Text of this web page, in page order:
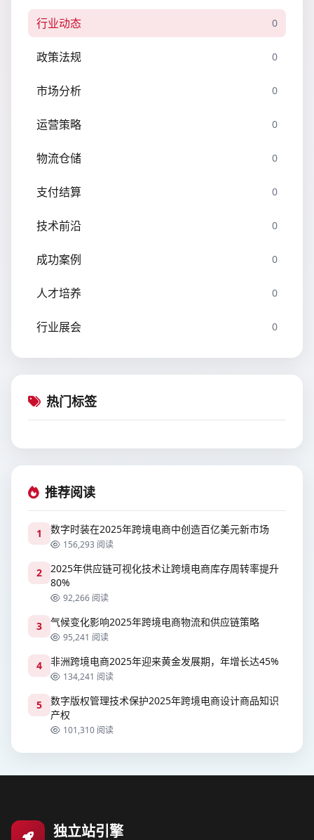
行业动态 0
政策法规 0
市场分析 0
运营策略 0
物流仓储 0
支付结算 0
技术前沿 0
成功案例 0
人才培养 0
行业展会 0
热门标签
推荐阅读
1 数字时装在2025年跨境电商中创造百亿美元新市场
156,293 阅读
2
2025年供应链可视化技术让跨境电商库存周转率提升
80%
92,266 阅读
3 气候变化影响2025年跨境电商物流和供应链策略
95,241 阅读
4 非洲跨境电商2025年迎来黄金发展期，年增长达45%
134,241 阅读
5
数字版权管理技术保护2025年跨境电商设计商品知识
产权
101,310 阅读
独立站引擎